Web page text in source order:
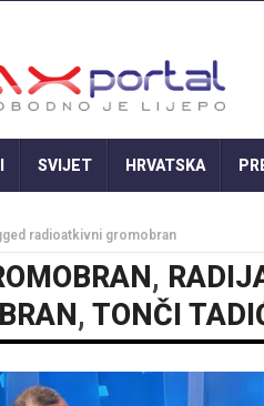
SVIJET HRVATSKA
radioatkivni gromobran
,
, TONČI